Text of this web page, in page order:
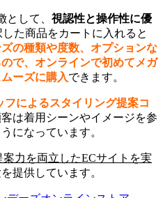
して、 視認性と操作性に優
た商品をカートに入れると
の種類や度数、オプションな
で、オンラインで初めてメガ
ーズに購入できます。
フによるスタイリング提案コ
は着用シーンやイメージを参
になっています。
力を両立したECサイトを実
提供しています。